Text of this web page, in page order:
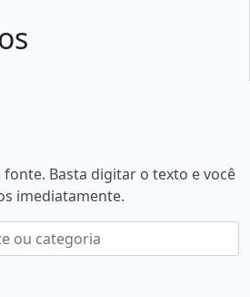
fonte. Basta digitar o texto e você
imediatamente.